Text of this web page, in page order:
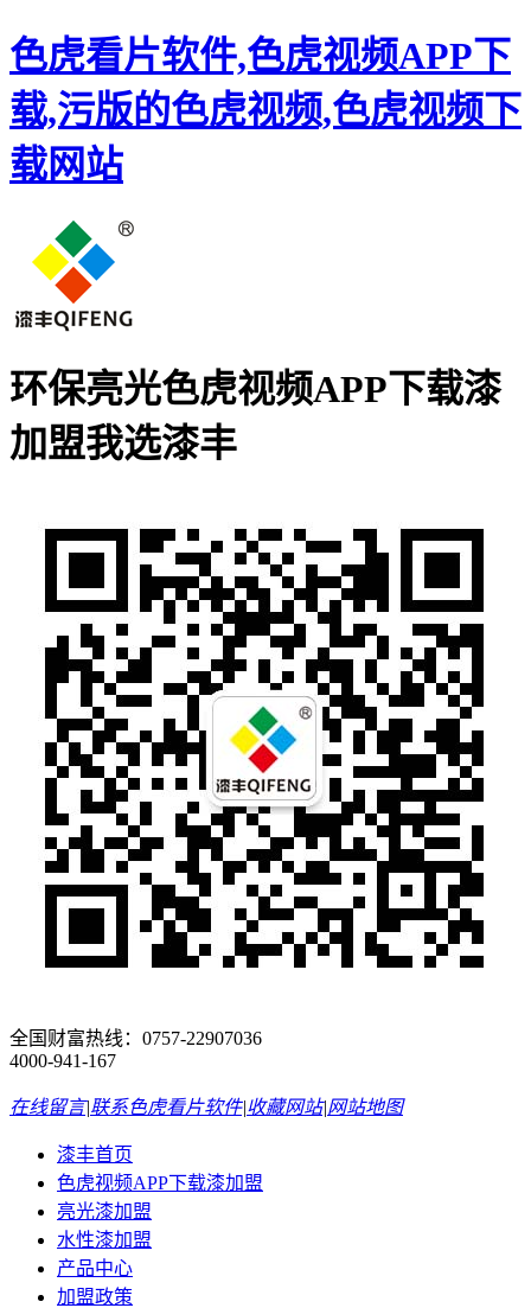
色虎看片软件,色虎视频APP下
载,污版的色虎视频,色虎视频下
载网站
环保亮光色虎视频APP下载漆
加盟我选漆丰
全国财富热线： 0757-22907036
4000-941-167
在线留言|联系色虎看片软件|收藏网站|网站地图
漆丰首页
色虎视频APP下载漆加盟
亮光漆加盟
水性漆加盟
产品中心
加盟政策